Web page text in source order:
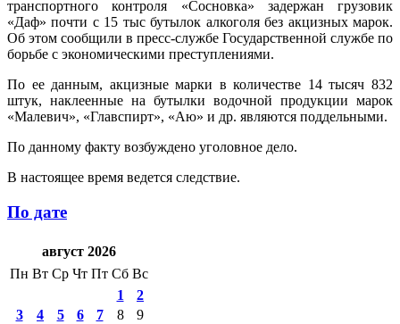
транспортного контроля «Сосновка» задержан грузовик
«Даф» почти с 15 тыс бутылок алкоголя без акцизных марок.
Об этом сообщили в пресс-службе Государственной службе по
борьбе с экономическими преступлениями.
По ее данным, акцизные марки в количестве 14 тысяч 832
штук, наклеенные на бутылки водочной продукции марок
«Малевич», «Главспирт», «Аю» и др. являются поддельными.
По данному факту возбуждено уголовное дело.
В настоящее время ведется следствие.
По дате
август 2026
Пн Вт Ср Чт Пт Сб Вс
1
2
3
4 5 6 7 8
9